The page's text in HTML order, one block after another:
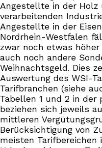
Angestellte in der
verarbeitenden
Angestellte in der
Nordrhein-Westfalen
zwar noch etwas
auch noch andere
Weihnachtsgeld. Dies
Auswertung des WSI-
Tarifbranchen (siehe
Tabellen 1 und 2 in der
beziehen sich jeweils
mittleren
Berücksichtigung von
meisten Tarifbereichen